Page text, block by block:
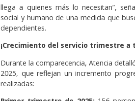
llega a quienes más lo necesitan”,
social y humano de una medida que
dependientes.
¡Crecimiento del servicio trimestre a
Durante la comparecencia, Atencia
2025, que reflejan un incremento
realizadas: